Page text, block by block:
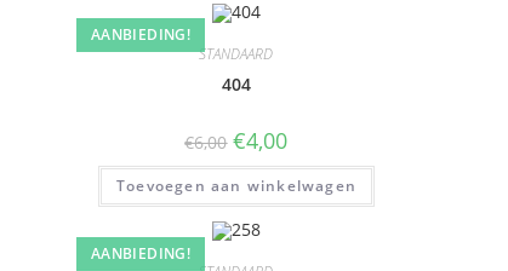
AANBIEDING!
STANDAARD
404
€6,00 €4,00
Toevoegen aan winkelwagen
AANBIEDING!